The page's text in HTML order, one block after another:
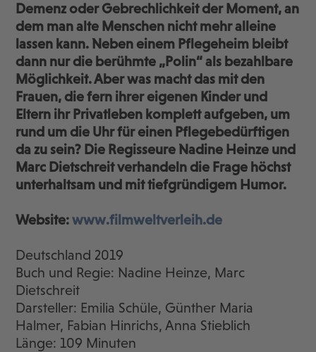
Demenz oder Gebrechlichkeit der Moment, an
dem man alte Menschen nicht mehr alleine
lassen kann. Neben einem Pflegeheim bleibt
dann nur die berühmte „Polin“ als bezahlbare
Möglichkeit. Aber was macht das mit den
Frauen, die fern ihrer eigenen Kinder und
Eltern ihr Privatleben komplett aufgeben, um
rund um die Uhr für einen Pflegebedürftigen
da zu sein? Die Regisseure Nadine Heinze und
Marc Dietschreit verhandeln die Frage höchst
unterhaltsam und mit tiefgründigem Humor.
Website:www.filmweltverleih.de
Deutschland 2019
Buch und Regie: Nadine Heinze, Marc
Dietschreit
Darsteller: Emilia Schüle, Günther Maria
Halmer, Fabian Hinrichs, Anna Stieblich
Länge: 109 Minuten